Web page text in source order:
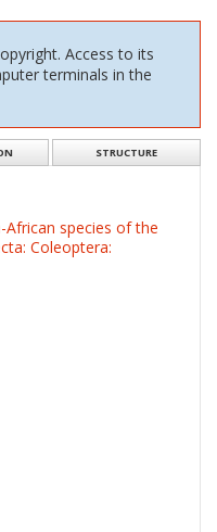
Access to its
terminals in the
STRUCTURE
species of the
Coleoptera: